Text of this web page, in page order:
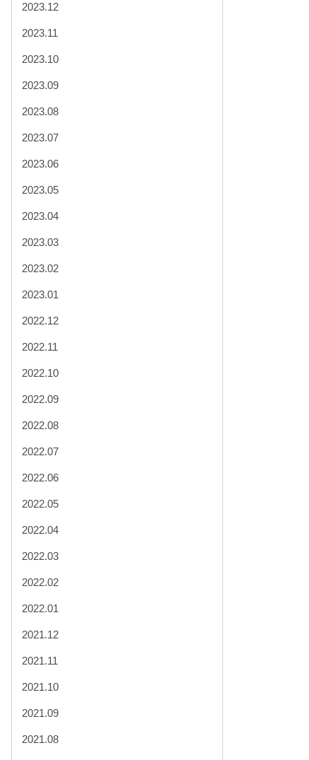
2023.12
2023.11
2023.10
2023.09
2023.08
2023.07
2023.06
2023.05
2023.04
2023.03
2023.02
2023.01
2022.12
2022.11
2022.10
2022.09
2022.08
2022.07
2022.06
2022.05
2022.04
2022.03
2022.02
2022.01
2021.12
2021.11
2021.10
2021.09
2021.08